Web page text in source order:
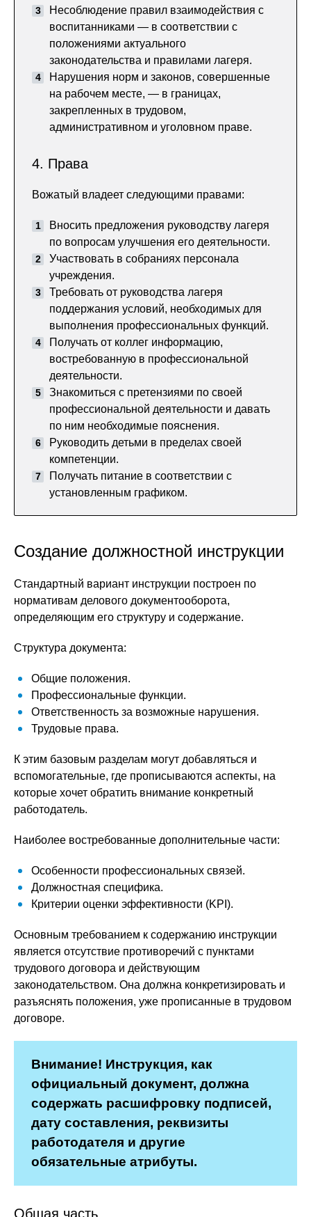
Несоблюдение правил взаимодействия с
воспитанниками — в соответствии с
положениями актуального
законодательства и правилами лагеря.
Нарушения норм и законов, совершенные
на рабочем месте, — в границах,
закрепленных в трудовом,
административном и уголовном праве.
4. Права
Вожатый владеет следующими правами:
Вносить предложения руководству лагеря
по вопросам улучшения его деятельности.
Участвовать в собраниях персонала
учреждения.
Требовать от руководства лагеря
поддержания условий, необходимых для
выполнения профессиональных функций.
Получать от коллег информацию,
востребованную в профессиональной
деятельности.
Знакомиться с претензиями по своей
профессиональной деятельности и давать
по ним необходимые пояснения.
Руководить детьми в пределах своей
компетенции.
Получать питание в соответствии с
установленным графиком.
Создание должностной инструкции
Стандартный вариант инструкции построен по
нормативам делового документооборота,
определяющим его структуру и содержание.
Структура документа:
Общие положения.
Профессиональные функции.
Ответственность за возможные нарушения.
Трудовые права.
К этим базовым разделам могут добавляться и
вспомогательные, где прописываются аспекты, на
которые хочет обратить внимание конкретный
работодатель.
Наиболее востребованные дополнительные части:
Особенности профессиональных связей.
Должностная специфика.
Критерии оценки эффективности (KPI).
Основным требованием к содержанию инструкции
является отсутствие противоречий с пунктами
трудового договора и действующим
законодательством. Она должна конкретизировать и
разъяснять положения, уже прописанные в трудовом
договоре.
Внимание! Инструкция, как
официальный документ, должна
содержать расшифровку подписей,
дату составления, реквизиты
работодателя и другие
обязательные атрибуты.
Общая часть